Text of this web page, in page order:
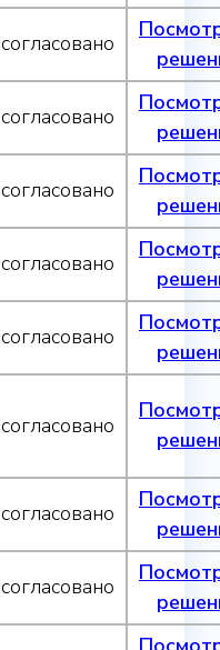
согласовано
согласовано
согласовано
согласовано
согласовано
согласовано
согласовано
согласовано